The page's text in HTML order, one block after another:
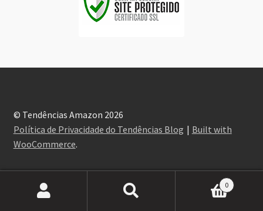
© Tendências Amazon 2026
Política de Privacidade do Tendências Blog
Built with
WooCommerce.
Pesquisar
Pesquisar
0